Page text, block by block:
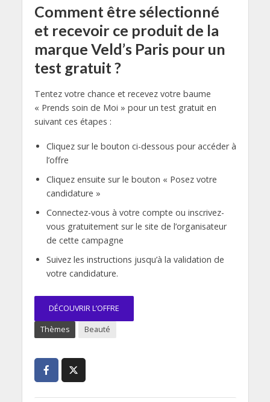
Comment être sélectionné
et recevoir ce produit de la
marque Veld’s Paris pour un
test gratuit ?
Tentez votre chance et recevez votre baume
« Prends soin de Moi » pour un test gratuit en
suivant ces étapes :
Cliquez sur le bouton ci-dessous pour accéder à
l’offre
Cliquez ensuite sur le bouton « Posez votre
candidature »
Connectez-vous à votre compte ou inscrivez-
vous gratuitement sur le site de l’organisateur
de cette campagne
Suivez les instructions jusqu’à la validation de
votre candidature.
DÉCOUVRIR L’OFFRE
Thèmes Beauté